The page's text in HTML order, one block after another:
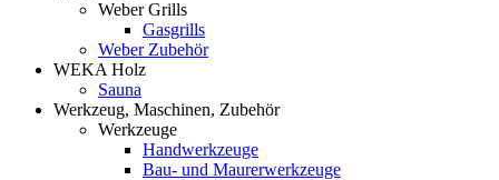
Weber Grills
Gasgrills
Weber Zubehör
WEKA Holz
Sauna
Werkzeug, Maschinen, Zubehör
Werkzeuge
Handwerkzeuge
Bau- und Maurerwerkzeuge